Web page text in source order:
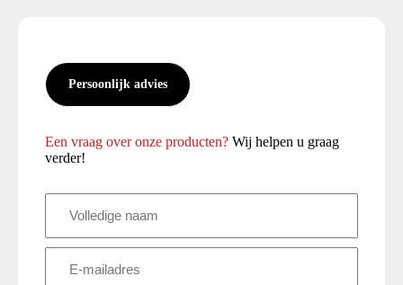
Persoonlijk advies
Een vraag over onze producten? Wij helpen u graag
verder!
naam
mailadres